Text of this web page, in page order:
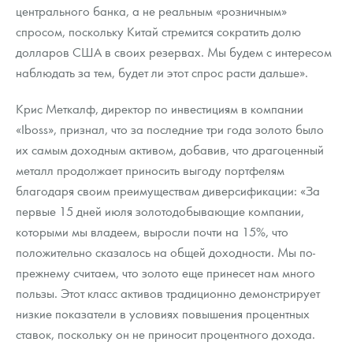
центрального банка, а не реальным «розничным»
спросом, поскольку Китай стремится сократить долю
долларов США в своих резервах. Мы будем с интересом
наблюдать за тем, будет ли этот спрос расти дальше».
Крис Меткалф, директор по инвестициям в компании
«Iboss», признал, что за последние три года золото было
их самым доходным активом, добавив, что драгоценный
металл продолжает приносить выгоду портфелям
благодаря своим преимуществам диверсификации: «За
первые 15 дней июля золотодобывающие компании,
которыми мы владеем, выросли почти на 15%, что
положительно сказалось на общей доходности. Мы по-
прежнему считаем, что золото еще принесет нам много
пользы. Этот класс активов традиционно демонстрирует
низкие показатели в условиях повышения процентных
ставок, поскольку он не приносит процентного дохода.